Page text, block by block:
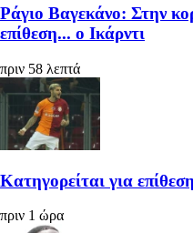
Ράγιο Βαγεκάνο: Στην
επίθεση... ο Ικάρντι
πριν 58 λεπτά
Κατηγορείται για
πριν 1 ώρα